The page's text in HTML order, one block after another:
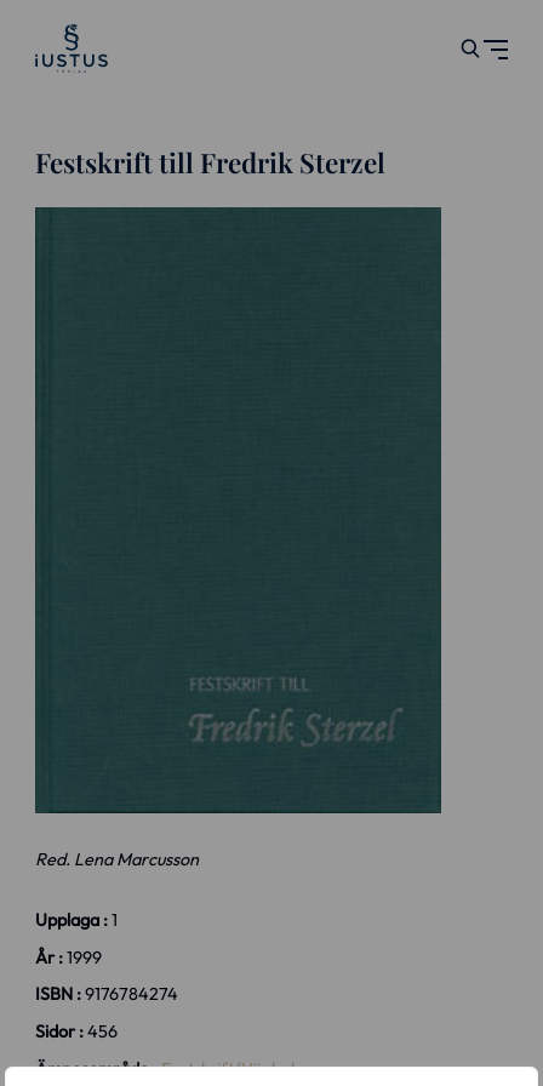
Festskrift till Fredrik Sterzel
Red. Lena Marcusson
Upplaga :1
År :1999
ISBN :9176784274
Sidor :456
Ämnesområde :Festskrift/Vänbok